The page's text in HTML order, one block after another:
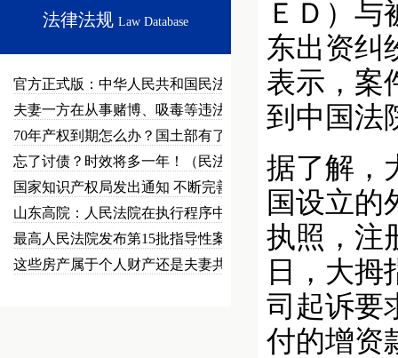
法律法规 Law Database
官方正式版：中华人民共和国民法总…
夫妻一方在从事赌博、吸毒等违法犯…
70年产权到期怎么办？国土部有了…
忘了讨债？时效将多一年！（民法草…
国家知识产权局发出通知 不断完善…
山东高院：人民法院在执行程序中可…
最高人民法院发布第15批指导性案…
这些房产属于个人财产还是夫妻共同…
ＥＤ）
东出资纠
表示，案
到中国法
据了解，
国设立的
执照，注
日，大拇
司起诉要
付的增资